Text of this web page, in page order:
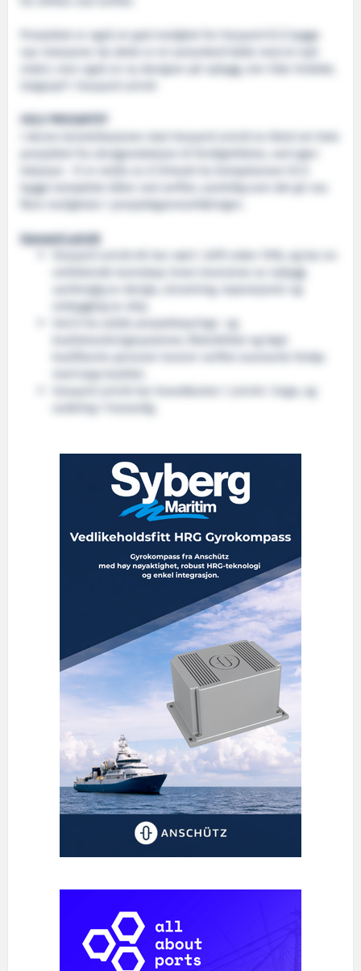
Prosjektet er også en god mulighet for Havyard til å bygge
rederi, men også en ny designer på nybygg, sier Silje Smådal,
Salgssjef i Havyard Leirvik
HELE PROSJEKTET
I denne konstellasjonen skal Havyard Leirvik ta hånd om hele
prosjektet fra skrogproduksjon til ferdigstillelse, ved egen
bygge komplette båter ved verftet, samtidig som det gir oss
flere muligheter i prosjektgjennomføringen.
Havyard Leirvik
Havyard Leirvik AS har vært i drift siden 1918, og har en
omfattende kunnskap innen leveranse av nybygg
uavhengig av design, utrustning, reparasjoner og
ombygging av skip.
Ved å ha solide prosjektstyrings- og
kvalitetssikringssystemer, fleksibilitet og høyt
kvalifiserte personer leverer verftet avanserte fartøy
med topp kvalitet.
Havyard Leirvik har hovedkontor i Leirvik i Sogn, og
avdeling i Fosnavåg.